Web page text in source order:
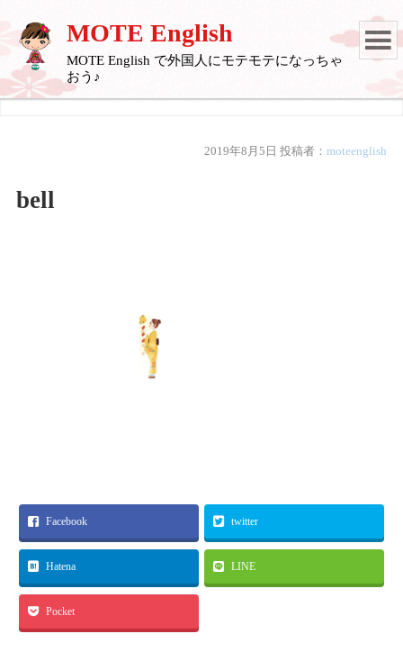
MOTE English
MOTE English で外国人にモテモテになっちゃ
おう♪
2019年8月5日 投稿者：moteenglish
bell
Facebook twitter
Hatena LINE
Pocket